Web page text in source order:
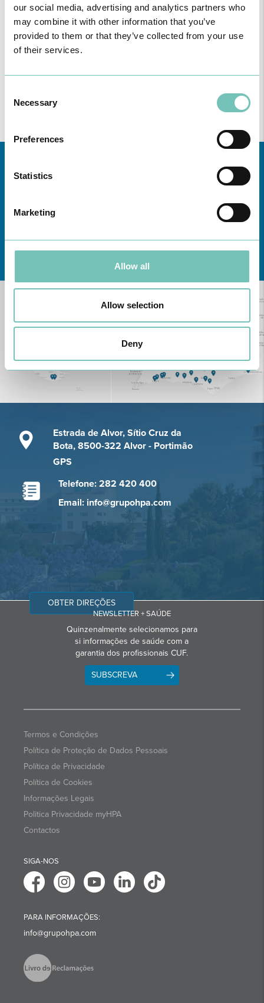
our social media, advertising and analytics partners who
may combine it with other information that you’ve
provided to them or that they’ve collected from your use
of their services.
Selection
Necessary
Preferences
Statistics
Marketing
Allow all
Allow selection
Deny
PODCAST EM ONCOLOGIA
Com um formato dinâmico e direto, este episódio combinam
conhecimento técnico c…
Conheça todas as Unidades de saúde CUFaqui
Estrada de Alvor, Sítio Cruz da
Bota, 8500-322 Alvor - Portimão
GPS
Telefone: 282 420 400
Email: info@grupohpa.com
OBTER DIREÇÕES
NEWSLETTER + SAÚDE
Quinzenalmente selecionamos para
si informações de saúde com a
garantia dos profissionais CUF.
SUBSCREVA
Termos e Condições
Política de Proteção de Dados Pessoais
Política de Privacidade
Política de Cookies
Informações Legais
Politica Privacidade myHPA
Contactos
SIGA-NOS
PARA INFORMAÇÕES:
info@grupohpa.com